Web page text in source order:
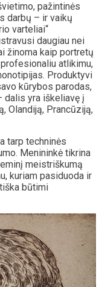
pažintinės
darbų – ir vaikų
varteliai“
daugiau nei
žinoma kaip portretų
atlikimu,
Produktyvi
kūrybos parodas,
dalis yra iškeliavę į
Olandiją, Prancūziją,
tarp techninės
Menininkė tikrina
meistriškumą
kuriam pasiduoda ir
būtimi